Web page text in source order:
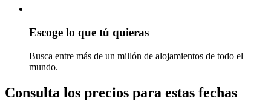
Escoge lo que tú quieras
Busca entre más de un millón de alojamientos de todo el
mundo.
Consulta los precios para estas fechas